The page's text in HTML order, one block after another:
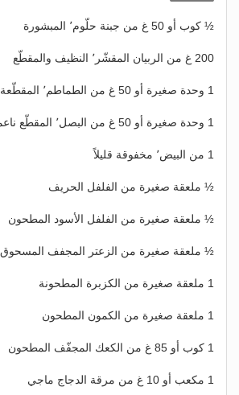
½ كوب أو 50 غ من جبنة حلّوم٬ المبشورة
200 غ من الربيان المقشّر٬ النظيف والمقطّع
1 وحدة صغيرة أو 50 غ من الطماطم٬ المقطّعة
1 وحدة صغيرة أو 50 غ من البصل٬ المقطّع ناعماً
1 من البيض٬ مخفوقة قليلاً
½ ملعقة صغيرة من الفلفل الحريف
½ ملعقة صغيرة من الفلفل الأسود المطحون
½ ملعقة صغيرة من الزعتر المجفف المسحوق
1 ملعقة صغيرة من الكزبرة المطحونة
1 ملعقة صغيرة من الكمون المطحون
1 كوب أو 85 غ من الكعك المجفّف المطحون
1 مكعب أو 10 غ من مرقة الدجاج ماجي